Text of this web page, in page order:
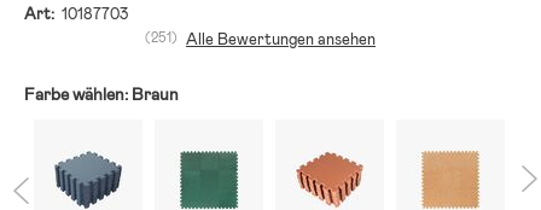
Art: 10187703
(251) Alle Bewertungen ansehen
Farbe wählen: Braun